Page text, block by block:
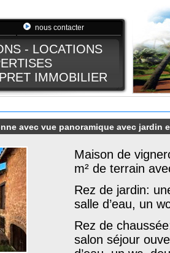
nous contacter
- LOCATIONS
IMMOBILIER
avec vue panoramique avec jardin
Maison de
m² de terrain
Rez de jardin:
salle d’eau, un
Rez de
salon séjour